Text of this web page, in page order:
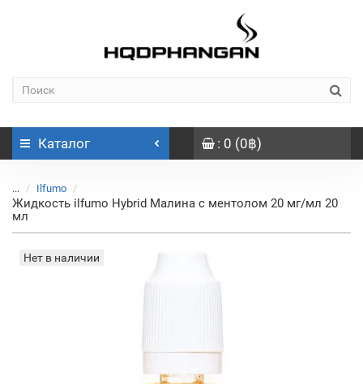
Каталог : 0 (0฿)
... Ilfumo
Жидкость ilfumo Hybrid Малина с ментолом 20 мг/мл 20
мл
Нет в наличии